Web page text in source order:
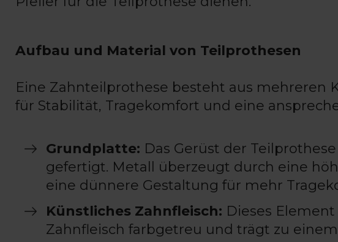
Aufbau und Material von Teilprothesen
Eine Zahnteilprothese besteht aus mehreren
für Stabilität, Tragekomfort und eine
Grundplatte: Das Gerüst der
gefertigt. Metall überzeugt durch eine
eine dünnere Gestaltung für mehr
Künstliches Zahnfleisch: Dieses
Zahnfleisch farbgetreu und trägt zu